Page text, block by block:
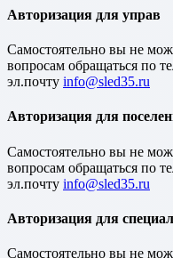
Авторизация для управ
Cамостоятельно вы не
вопросам обращаться по
эл.почту
Авторизация для
Cамостоятельно вы не
вопросам обращаться по
эл.почту
Авторизация для
Cамостоятельно вы не